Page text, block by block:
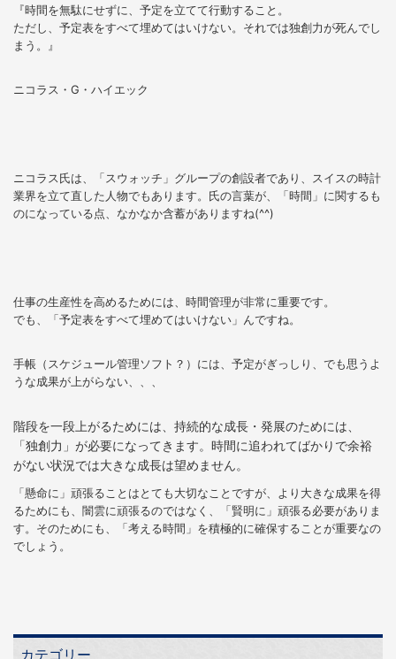
『時間を無駄にせずに、予定を立てて行動すること。
ただし、予定表をすべて埋めてはいけない。それでは独創力が死んでし
まう。』
ニコラス・G・ハイエック
ニコラス氏は、「スウォッチ」グループの創設者であり、スイスの時計
業界を立て直した人物でもあります。氏の言葉が、「時間」に関するも
のになっている点、なかなか含蓄がありますね(^^)
仕事の生産性を高めるためには、時間管理が非常に重要です。
でも、「予定表をすべて埋めてはいけない」んですね。
手帳（スケジュール管理ソフト？）には、予定がぎっしり、でも思うよ
うな成果が上がらない、、、
階段を一段上がるためには、持続的な成長・発展のためには、
「独創力」が必要になってきます。時間に追われてばかりで余裕
がない状況では大きな成長は望めません。
「懸命に」頑張ることはとても大切なことですが、より大きな成果を得
るためにも、闇雲に頑張るのではなく、「賢明に」頑張る必要がありま
す。そのためにも、「考える時間」を積極的に確保することが重要なの
でしょう。
カテゴリー